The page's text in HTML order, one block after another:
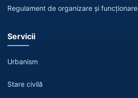
Regulament de organizare și funcționare
Servicii
Urbanism
Stare civilă